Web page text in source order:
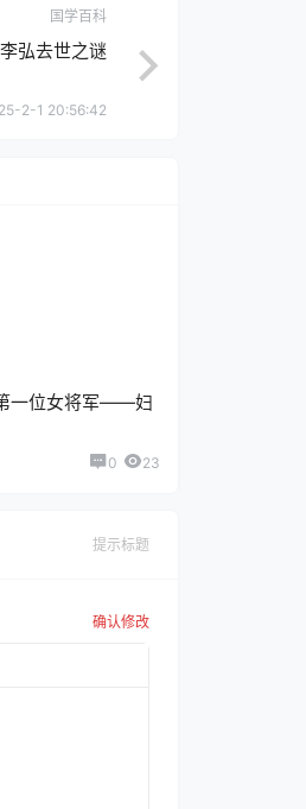
国学百科
弘去世之谜
2-1 20:56:42
一位女将军——妇
0 23
提示标题
确认修改